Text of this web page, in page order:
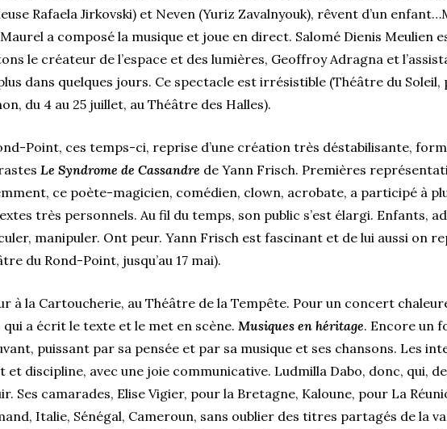
Rafaela Jirkovski) et Neven (Yuriz Zavalnyouk), rêvent d’un
a composé la musique et joue en direct. Salomé Dienis Meulien
le créateur de l’espace et des lumières, Geoffroy Adragna et
dans quelques jours. Ce spectacle est irrésistible (Théâtre du Soleil,
du 4 au 25 juillet, au Théâtre des Halles).
Point, ces temps-ci, reprise d’une création très déstabilisante,
Le Syndrome de Cassandre de Yann Frisch. Premières
ce poète-magicien, comédien, clown, acrobate, a participé à
très personnels. Au fil du temps, son public s’est élargi. Enfants,
manipuler. Ont peur. Yann Frisch est fascinant et de lui aussi on
du Rond-Point, jusqu’au 17 mai).
à la Cartoucherie, au Théâtre de la Tempête. Pour un concert
qui a écrit le texte et le met en scène. Musiques en héritage. Encore un
puissant par sa pensée et par sa musique et ses chansons. Les
et discipline, avec une joie communicative. Ludmilla Dabo, donc, qui,
Ses camarades, Elise Vigier, pour la Bretagne, Kaloune, pour La
Italie, Sénégal, Cameroun, sans oublier des titres partagés de la